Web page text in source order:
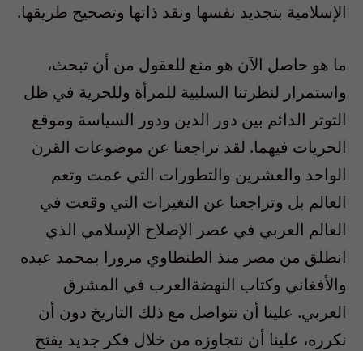
الإسلامية بتجديد نفسها ونقد ذاتها وتصحيح طريقها.
ما هو حاصل الآن هو منع للعقول من أن تبحث،
واستمرار لنظرتنا السلبية للمرأة وللحرية في ظل
التوتر الدائم بين دور الدين ودور السياسة وموقع
الحريات فيهما. لقد تراجعنا عن موضوعات القرن
الواحد والعشرين والتطورات التي عمت وتعم
العالم بل وتراجعنا عن التغيرات التي وقعت في
العالم العربي في عصر الإصلاح الإسلامي الذي
انطلق من مصر منذ الطنطاوي مرورا بمحمد عبده
والأفغاني وكتاب النهضةالعرب في المشرق
العربي. علينا أن نتواصل مع ذلك التاريخ دون أن
نكرره، علينا أن نتجاوزه من خلال فكر جديد يفتح